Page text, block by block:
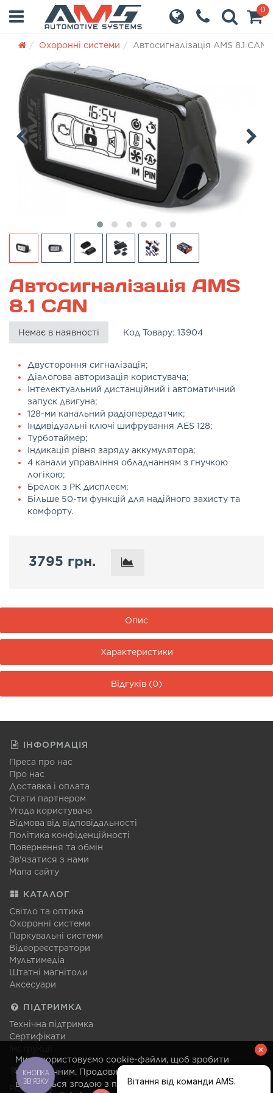
Ми використовуємо cookie-файли, щоб зробити
сайт зручним. Продовження відвідування сайту
вважається згодою з правилами використання
0
Охоронні системи Автосигналізація AMS 8.1 CAN
Автосигналізація AMS
8.1 CAN
Немає в наявності Код Товару: 13904
Двустороння сигналізація;
Діалогова авторизація користувача;
Інтелектуальний дистанційний і автоматичний
запуск двигуна;
128-ми канальний радіопередатчик;
Індивідуальні ключі шифрування AES 128;
Турботаймер;
Індикація рівня заряду аккумулятора;
4 канали управління обладнанням з гнучкою
логікою;
Брелок з РК дисплеєм;
Більше 50-ти функцій для надійного захисту та
комфорту.
3795 грн.
Опис
Характеристики
Відгуків (0)
ІНФОРМАЦІЯ
Преса про нас
Про нас
Доставка і оплата
Стати партнером
Угода користувача
Відмова від відповідальності
Політика конфіденційності
Повернення та обмін
Зв'язатися з нами
Мапа сайту
КАТАЛОГ
Світло та оптика
Охоронні системи
Паркувальні системи
Відеореєстратори
Мультимедіа
Штатні магнітоли
Аксесуари
ПІДТРИМКА
Технічна підтримка
Сертифікати
МОВА
Російська
КНОПКА
ЗВ'ЯЗКУ